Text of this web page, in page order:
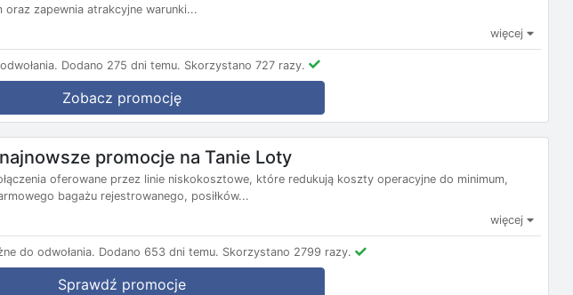
oraz zapewnia atrakcyjne warunki...
więcej
Dodano 275 dni temu. Skorzystano 727 razy.
Zobacz promocję
promocje na Tanie Loty
oferowane przez linie niskokosztowe, które redukują koszty operacyjne do minimum,
bagażu rejestrowanego, posiłków...
więcej
do odwołania. Dodano 653 dni temu. Skorzystano 2799 razy.
Sprawdź promocje